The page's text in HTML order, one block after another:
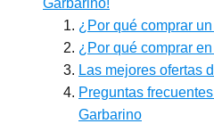
¿Por qué comprar
¿Por qué comprar
Las mejores ofertas
Preguntas
Garbarino